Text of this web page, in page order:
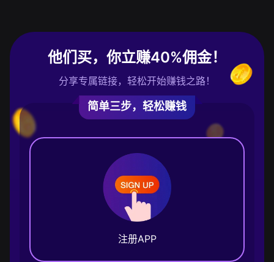
他们买，你立赚40%佣金！
分享专属链接，轻松开始赚钱之路！
简单三步，轻松赚钱
注册APP